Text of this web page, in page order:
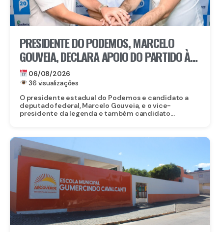
PRESIDENTE DO PODEMOS, MARCELO
GOUVEIA, DECLARA APOIO DO PARTIDO À
CANDIDATURA DE EDUARDO DA FONTE AO
SENADO
06/08/2026
36 visualizações
O presidente estadual do Podemos e candidato a
deputado federal, Marcelo Gouveia, e o vice-
presidente da legenda e também candidato...